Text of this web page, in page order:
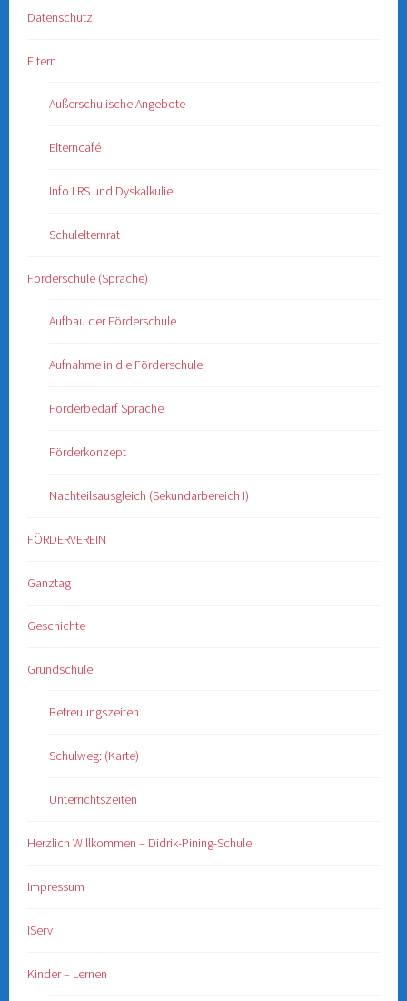
Datenschutz
Eltern
Außerschulische Angebote
Elterncafé
Info LRS und Dyskalkulie
Schulelternrat
Förderschule (Sprache)
Aufbau der Förderschule
Aufnahme in die Förderschule
Förderbedarf Sprache
Förderkonzept
Nachteilsausgleich (Sekundarbereich I)
FÖRDERVEREIN
Ganztag
Geschichte
Grundschule
Betreuungszeiten
Schulweg: (Karte)
Unterrichtszeiten
Herzlich Willkommen – Didrik-Pining-Schule
Impressum
IServ
Kinder – Lernen